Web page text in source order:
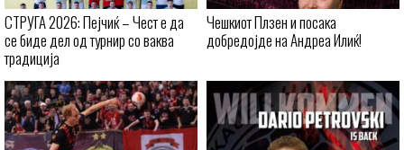
СТРУГА 2026: Пејчиќ – Чест е да
се биде дел од турнир со ваква
традиција
Чешкиот Плзен и посака
добредојде на Андреа Илиќ!